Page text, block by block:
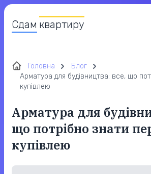
Сдам квартиру
Головна
Блог
Арматура для будівництва: все, що
купівлею
Арматура для
що потрібно знати
купівлею